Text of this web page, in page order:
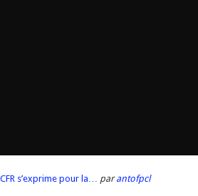
s’exprime pour la… parantofpcl